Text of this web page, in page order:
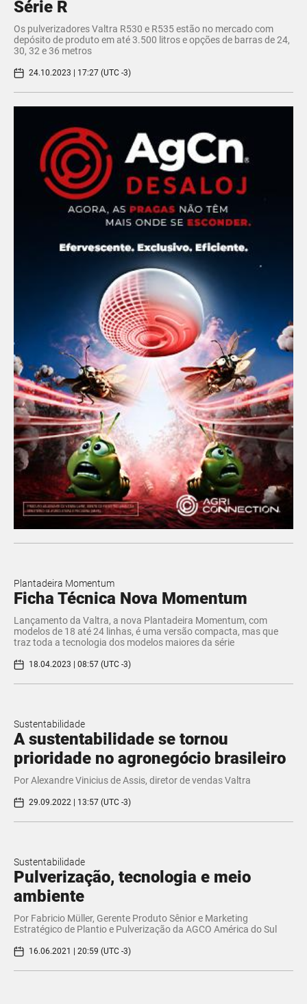
Série R
Os pulverizadores Valtra R530 e R535 estão no mercado com
depósito de produto em até 3.500 litros e opções de barras de 24,
30, 32 e 36 metros
24.10.2023 | 17:27 (UTC -3)
Plantadeira Momentum
Ficha Técnica Nova Momentum
Lançamento da Valtra, a nova Plantadeira Momentum, com
modelos de 18 até 24 linhas, é uma versão compacta, mas que
traz toda a tecnologia dos modelos maiores da série
18.04.2023 | 08:57 (UTC -3)
Sustentabilidade
A sustentabilidade se tornou
prioridade no agronegócio brasileiro
Por Alexandre Vinicius de Assis, diretor de vendas Valtra
29.09.2022 | 13:57 (UTC -3)
Sustentabilidade
Pulverização, tecnologia e meio
ambiente
Por Fabricio Müller, Gerente Produto Sênior e Marketing
Estratégico de Plantio e Pulverização da AGCO América do Sul
16.06.2021 | 20:59 (UTC -3)